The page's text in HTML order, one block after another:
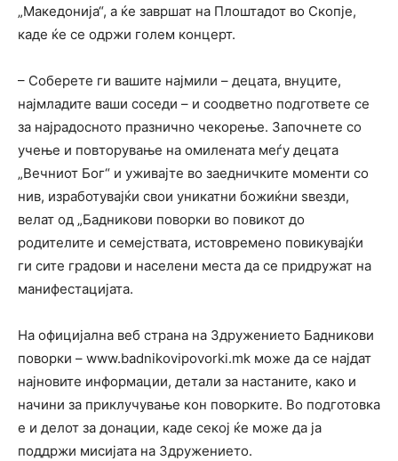
„Македонија“, а ќе завршат на Плоштадот во Скопје,
каде ќе се одржи голем концерт.
– Соберете ги вашите најмили – децата, внуците,
најмладите ваши соседи – и соодветно подгответе се
за најрадосното празнично чекорење. Започнете со
учење и повторување на омилената меѓу децата
„Вечниот Бог“ и уживајте во заедничките моменти со
нив, изработувајќи свои уникатни божиќни ѕвезди,
велат од „Бадникови поворки во повикот до
родителите и семејствата, истовремено повикувајќи
ги сите градови и населени места да се придружат на
манифестацијата.
На официјална веб страна на Здружението Бадникови
поворки – www.badnikovipovorki.mk може да се најдат
најновите информации, детали за настаните, како и
начини за приклучување кон поворките. Во подготовка
е и делот за донации, каде секој ќе може да ја
поддржи мисијата на Здружението.